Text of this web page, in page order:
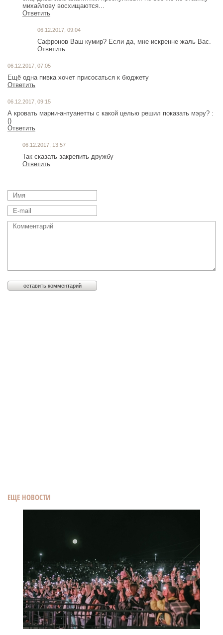
ЕЩЕ НОВОСТИ
михайлову восхищаются...
Ответить
06.12.2017, 09:04
Сафронов Ваш кумир? Если да, мне искренне жаль Вас.
Ответить
06.12.2017, 07:05
Ещё одна пивка хочет присосаться к бюджету
Ответить
06.12.2017, 09:15
А кровать марии-антуанетты с какой целью решил показать мэру? :
()
Ответить
06.12.2017, 13:57
Так сказать закрепить дружбу
Ответить